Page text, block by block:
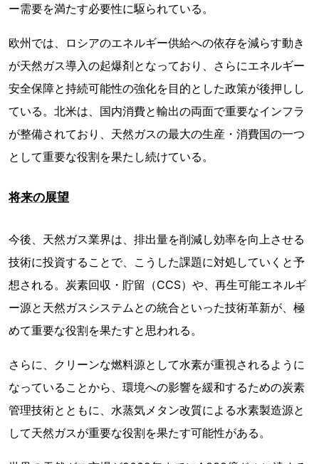
ー需要を満たす必要性に駆られている。
欧州では、ロシアのエネルギー供給への依存を減らす動き
が天然ガス導入の起爆剤となっており、さらにエネルギー
安全保障と持続可能性の強化を目的とした政策が後押しし
ている。北米は、国内消費と輸出の両面で重要なインフラ
が整備されており、天然ガスの最大の生産・消費国の一つ
として重要な役割を果たし続けている。
将来の展望
今後、天然ガス業界は、排出量を削減し効率を向上させる
技術に投資することで、こうした課題に対処していくと予
想される。炭素回収・貯留（CCS）や、再生可能エネルギ
ー源と天然ガスシステムとの統合といった技術革新が、極
めて重要な役割を果たすと思われる。
さらに、クリーンな燃料源として水素が重視されるように
なっていることから、環境への影響を緩和するための炭素
管理技術とともに、水蒸気メタン改質による水素製造源と
して天然ガスが重要な役割を果たす可能性がある。